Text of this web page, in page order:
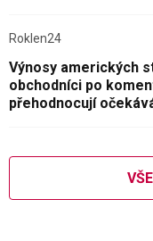
Roklen24
Výnosy amerických
obchodníci po
přehodnocují